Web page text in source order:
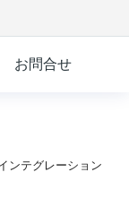
お問合せ
ンテグレーション